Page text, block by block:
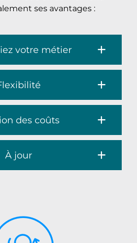
ses avantages :
votre métier
des coûts
À jour